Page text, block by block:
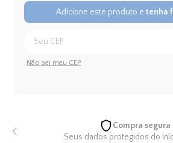
Adicione este produto e tenha
Não sei meu CEP
Compra segura
Seus dados protegidos do